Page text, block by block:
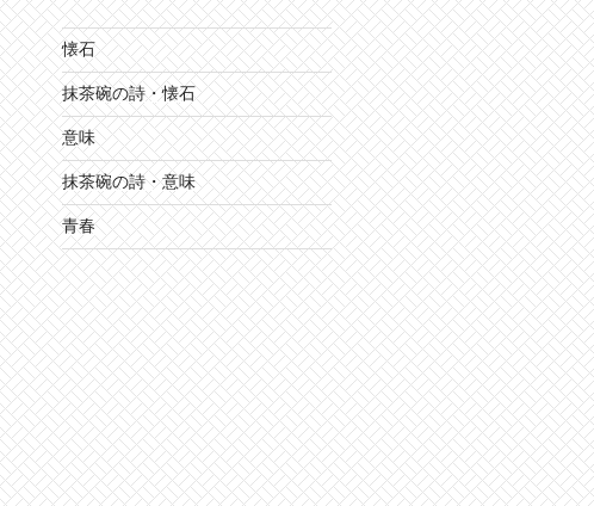
懐石
抹茶碗の詩・懐石
意味
抹茶碗の詩・意味
青春